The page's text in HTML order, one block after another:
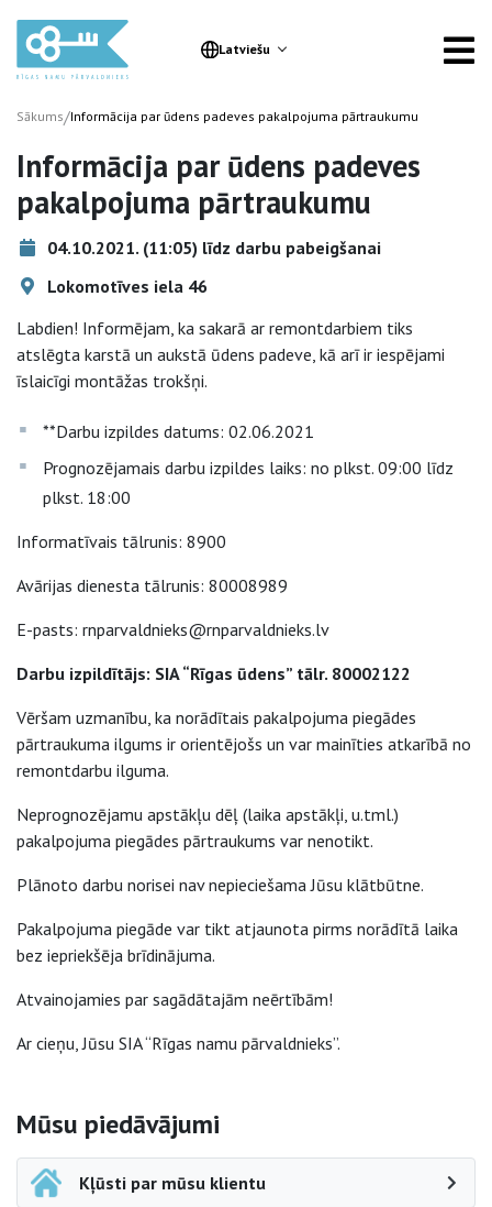
Latviešu
Sākums/Informācija par ūdens padeves pakalpojuma pārtraukumu
Informācija par ūdens padeves
pakalpojuma pārtraukumu
04.10.2021. (11:05) līdz darbu pabeigšanai
Lokomotīves iela 46
Labdien! Informējam, ka sakarā ar remontdarbiem tiks
atslēgta karstā un aukstā ūdens padeve, kā arī ir iespējami
īslaicīgi montāžas trokšņi.
**Darbu izpildes datums: 02.06.2021
Prognozējamais darbu izpildes laiks: no plkst. 09:00 līdz
plkst. 18:00
Informatīvais tālrunis: 8900
Avārijas dienesta tālrunis: 80008989
E-pasts: rnparvaldnieks@rnparvaldnieks.lv
Darbu izpildītājs: SIA “Rīgas ūdens” tālr. 80002122
Vēršam uzmanību, ka norādītais pakalpojuma piegādes
pārtraukuma ilgums ir orientējošs un var mainīties atkarībā no
remontdarbu ilguma.
Neprognozējamu apstākļu dēļ (laika apstākļi, u.tml.)
pakalpojuma piegādes pārtraukums var nenotikt.
Plānoto darbu norisei nav nepieciešama Jūsu klātbūtne.
Pakalpojuma piegāde var tikt atjaunota pirms norādītā laika
bez iepriekšēja brīdinājuma.
Atvainojamies par sagādātajām neērtībām!
Ar cieņu, Jūsu SIA “Rīgas namu pārvaldnieks”.
Sāna navigācija
Mūsu piedāvājumi
Kļūsti par mūsu klientu